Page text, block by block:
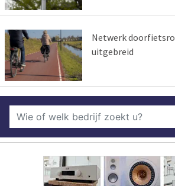
Netwerk
uitgebreid